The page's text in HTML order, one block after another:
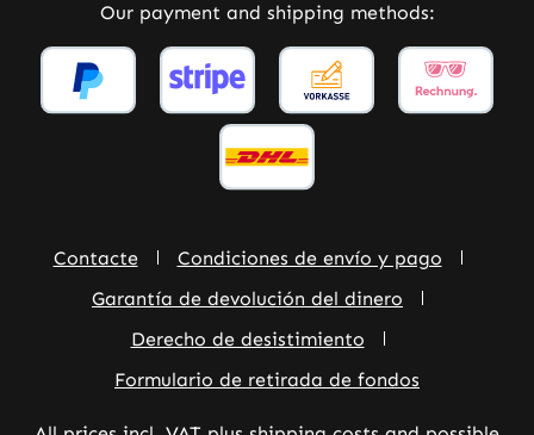
Our payment and shipping methods:
Contacte
Condiciones de envío y pago
Garantía de devolución del dinero
Derecho de desistimiento
Formulario de retirada de fondos